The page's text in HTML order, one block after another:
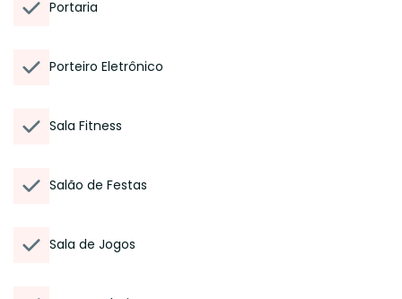
Portaria
Porteiro Eletrônico
Sala Fitness
Salão de Festas
Sala de Jogos